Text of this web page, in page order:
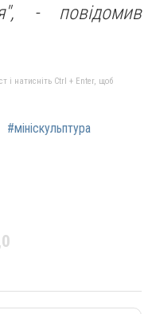
- повідомив
і натисніть Ctrl + Enter, щоб
#мініскульптура